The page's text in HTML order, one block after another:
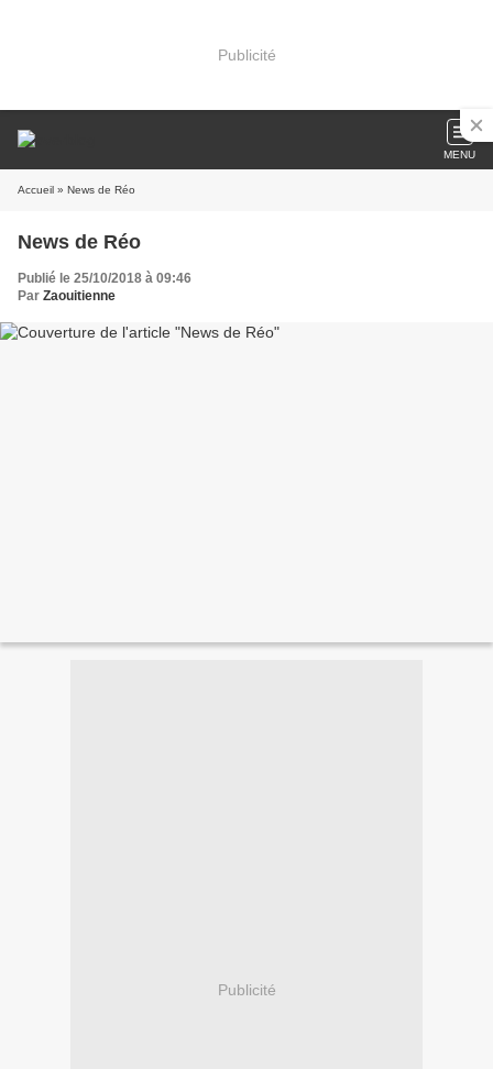
Publicité
MENU
Accueil » News de Réo
News de Réo
Publié le 25/10/2018 à 09:46
Par Zaouitienne
Publicité